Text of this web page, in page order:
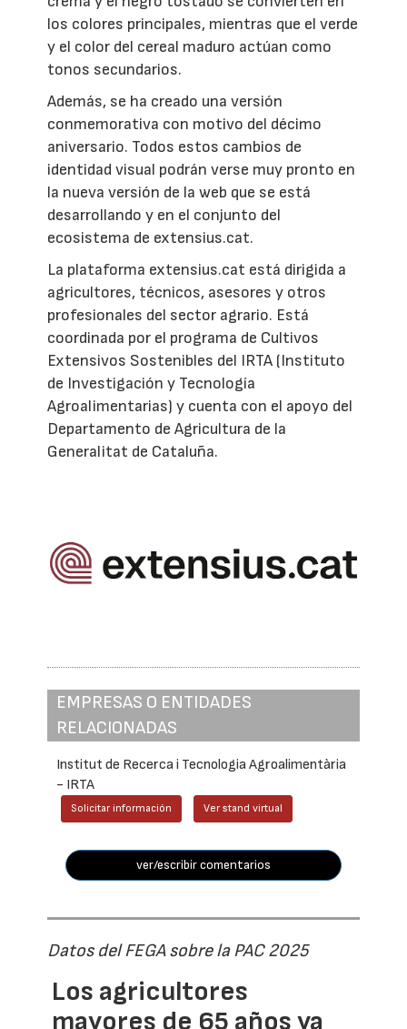
los colores principales, mientras que el verde
y el color del cereal maduro actúan como
tonos secundarios.
Además, se ha creado una versión
conmemorativa con motivo del décimo
aniversario. Todos estos cambios de
identidad visual podrán verse muy pronto en
la nueva versión de la web que se está
desarrollando y en el conjunto del
ecosistema de extensius.cat.
La plataforma extensius.cat está dirigida a
agricultores, técnicos, asesores y otros
profesionales del sector agrario. Está
coordinada por el programa de Cultivos
Extensivos Sostenibles del IRTA (Instituto
de Investigación y Tecnología
Agroalimentarias) y cuenta con el apoyo del
Departamento de Agricultura de la
Generalitat de Cataluña.
EMPRESAS O ENTIDADES
RELACIONADAS
Institut de Recerca i Tecnologia Agroalimentària
- IRTA
Solicitar información Ver stand virtual
ver/escribir comentarios
Datos del FEGA sobre la PAC 2025
Los agricultores
mayores de 65 años ya